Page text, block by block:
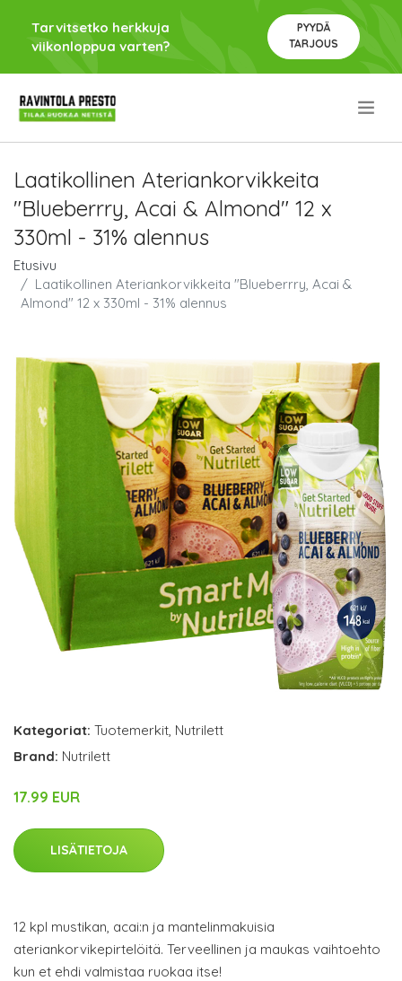
Tarvitsetko herkkuja
viikonloppua varten?
PYYDÄ
TARJOUS
Laatikollinen Ateriankorvikkeita
"Blueberrry, Acai & Almond" 12 x
330ml - 31% alennus
Etusivu
Laatikollinen Ateriankorvikkeita "Blueberrry, Acai &
Almond" 12 x 330ml - 31% alennus
Kategoriat: Tuotemerkit, Nutrilett
Brand: Nutrilett
17.99 EUR
LISÄTIETOJA
12 kpl mustikan, acai:n ja mantelinmakuisia
ateriankorvikepirtelöitä. Terveellinen ja maukas vaihtoehto
kun et ehdi valmistaa ruokaa itse!